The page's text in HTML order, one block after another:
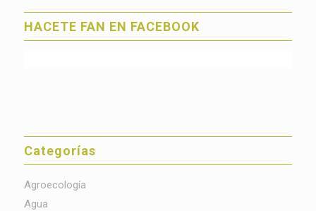
HACETE FAN EN FACEBOOK
Categorías
Agroecología
Agua